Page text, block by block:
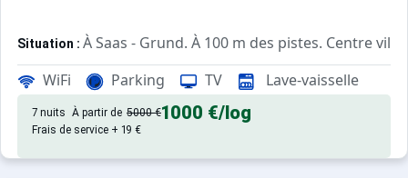
Situation : À Saas - Grund. À 100 m des pistes. Centre
Appartement de particulier : de qualité, de 52 m² avec
WiFi Parking TV Lave-vaisselle
7 nuits À partir de 5000 €1000 €/log
Frais de service + 19 €